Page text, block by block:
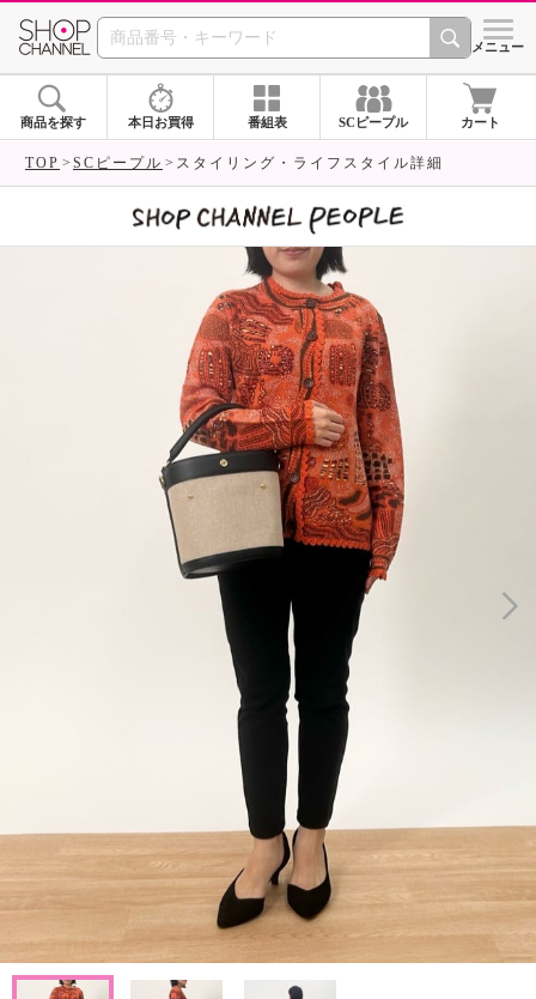
SHOP CHANNEL シメニュー
商品を探す 本日お買得 番組表 SCピープル カート
TOP SCピープル スタイリング・ライフスタイル詳細